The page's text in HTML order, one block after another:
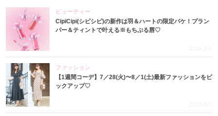
ビューティー
CipiCipi(シピシピ)の新作は羽＆ハートの限定パケ！プラン
パー＆ティントで叶える※もちぷる唇♡
2026.8.6
ファッション
【1週間コーデ】7／28(火)〜8／1(土)最新ファッションをピ
ックアップ♡
2026.8.5